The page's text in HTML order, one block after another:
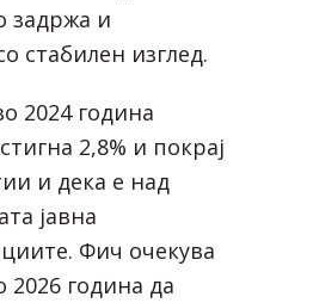
задржа и
стабилен изглед.
2024 година
2,8% и покрај
и дека е над
јавна
Фич очекува
2026 година да